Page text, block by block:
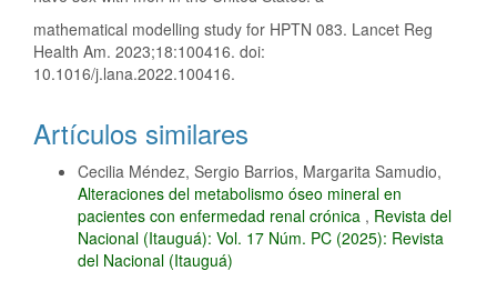
mathematical modelling study for HPTN 083. Lancet Reg
Health Am. 2023;18:100416. doi:
10.1016/j.lana.2022.100416.
Artículos similares
Cecilia Méndez, Sergio Barrios, Margarita Samudio,
Alteraciones del metabolismo óseo mineral en
pacientes con enfermedad renal crónica , Revista del
Nacional (Itauguá): Vol. 17 Núm. PC (2025): Revista
del Nacional (Itauguá)